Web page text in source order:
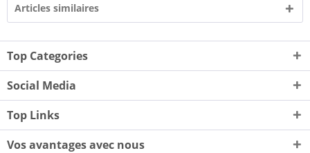
Articles similaires
Top Categories
Social Media
Top Links
Vos avantages avec nous